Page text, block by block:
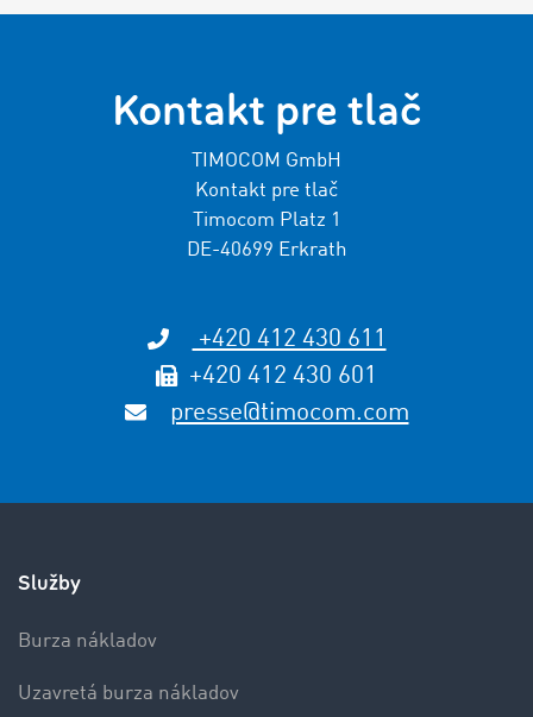
Kontakt pre tlač
TIMOCOM GmbH
Kontakt pre tlač
Timocom Platz 1
DE-40699 Erkrath
+420 412 430 611
+420 412 430 601
presse@timocom.com
Služby
Burza nákladov
Uzavretá burza nákladov